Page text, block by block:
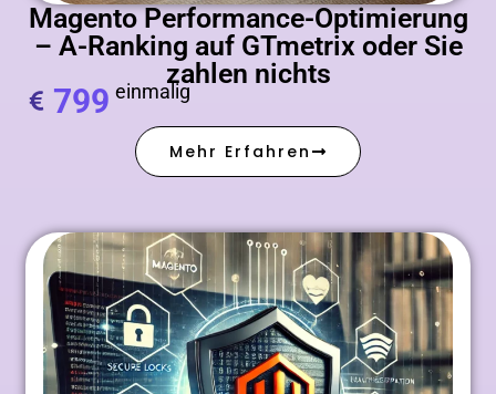
Magento Performance-Optimierung
– A-Ranking auf GTmetrix oder Sie
zahlen nichts
799 einmalig
Mehr Erfahren